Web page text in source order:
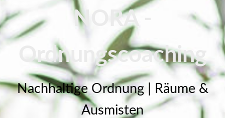
NORA -
Ordnungscoaching
Nachhaltige Ordnung | Räume &
Ausmisten